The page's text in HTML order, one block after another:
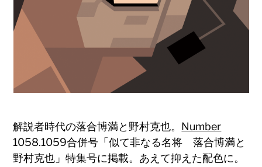
解説者時代の落合博満と野村克也。 Number
1058.1059合併号「似て非なる名将 落合博満と
野村克也」特集号に掲載。あえて抑えた配色に。